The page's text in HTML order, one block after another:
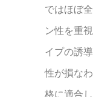
ではほぼ
ン性を重
イプの誘
性が損な
格に適合